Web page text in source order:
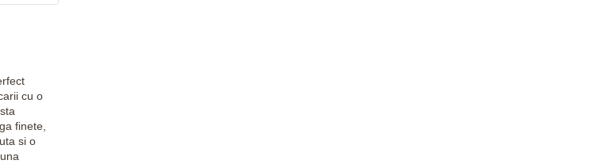
cu o
finete,
si o